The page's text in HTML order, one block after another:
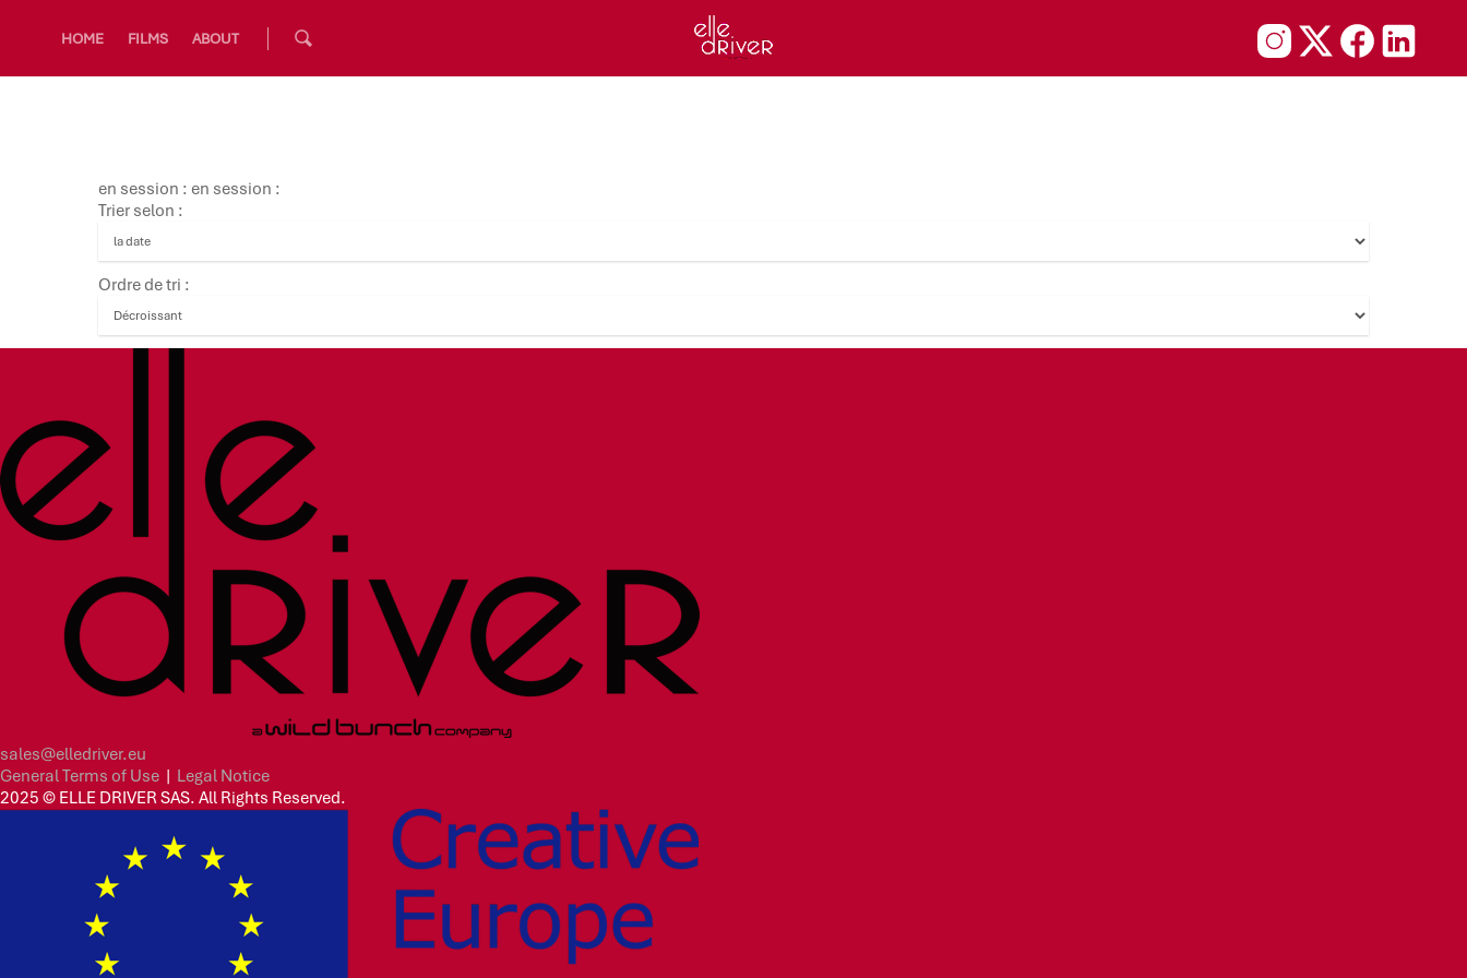
HOME FILMS ABOUT
en session : en session :
Trier selon :
Ordre de tri :
sales@elledriver.eu
General Terms of Use | Legal Notice
2025 © ELLE DRIVER SAS. All Rights Reserved.